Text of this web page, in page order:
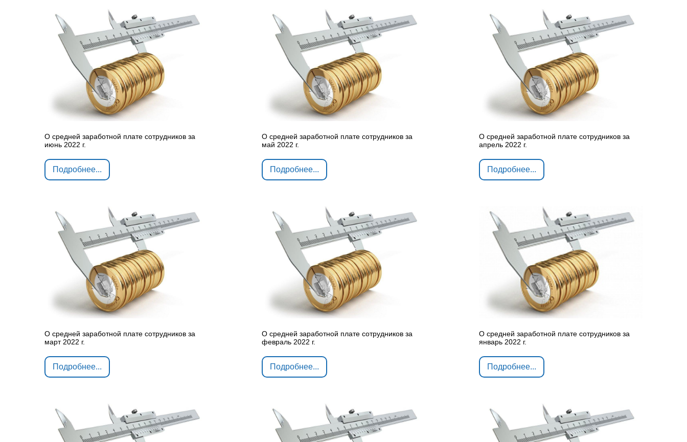
О средней заработной плате сотрудников за
июнь 2022 г.
Подробнее...
О средней заработной плате сотрудников за
май 2022 г.
Подробнее...
О средней заработной плате сотрудников за
апрель 2022 г.
Подробнее...
О средней заработной плате сотрудников за
март 2022 г.
Подробнее...
О средней заработной плате сотрудников за
февраль 2022 г.
Подробнее...
О средней заработной плате сотрудников за
январь 2022 г.
Подробнее...